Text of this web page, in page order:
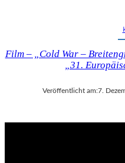
Film – „Cold War –
„31.
Veröffentlicht am:7.